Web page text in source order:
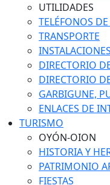
UTILIDADES
TELÉFONOS
TRANSPORTE
DIRECTORIO
DIRECTORIO
GARBIGUNE,
ENLACES DE
TURISMO
OYÓN-OION
HISTORIA Y
PATRIMONIO
FIESTAS